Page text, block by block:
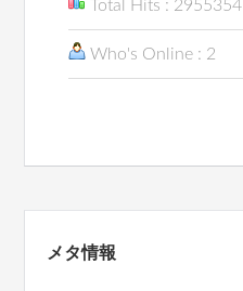
Total Hits : 2955354
Who's Online : 2
メタ情報